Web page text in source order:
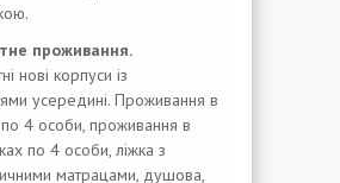
проживання.
нові корпуси із
усередині. Проживання в
по 4 особи, проживання в
по 4 особи, ліжка з
матрацами, душова,